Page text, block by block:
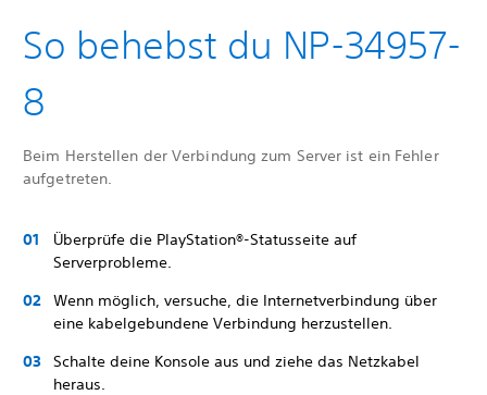
So behebst du NP-34957-
8
Beim Herstellen der Verbindung zum Server ist ein Fehler
aufgetreten.
Überprüfe die PlayStation®-Statusseite auf
Serverprobleme.
Wenn möglich, versuche, die Internetverbindung über
eine kabelgebundene Verbindung herzustellen.
Schalte deine Konsole aus und ziehe das Netzkabel
heraus.